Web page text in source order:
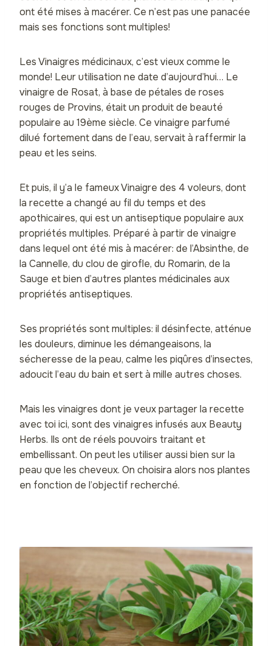
ont été mises à macérer. Ce n’est pas une panacée
mais ses fonctions sont multiples!
Les Vinaigres médicinaux, c’est vieux comme le
monde! Leur utilisation ne date d’aujourd’hui… Le
vinaigre de Rosat, à base de pétales de roses
rouges de Provins, était un produit de beauté
populaire au 19ème siècle. Ce vinaigre parfumé
dilué fortement dans de l’eau, servait à raffermir la
peau et les seins.
Et puis, il y’a le fameux Vinaigre des 4 voleurs, dont
la recette a changé au fil du temps et des
apothicaires, qui est un antiseptique populaire aux
propriétés multiples. Préparé à partir de vinaigre
dans lequel ont été mis à macérer: de l’Absinthe, de
la Cannelle, du clou de girofle, du Romarin, de la
Sauge et bien d’autres plantes médicinales aux
propriétés antiseptiques.
Ses propriétés sont multiples: il désinfecte, atténue
les douleurs, diminue les démangeaisons, la
sécheresse de la peau, calme les piqûres d’insectes,
adoucit l’eau du bain et sert à mille autres choses.
Mais les vinaigres dont je veux partager la recette
avec toi ici, sont des vinaigres infusés aux Beauty
Herbs. Ils ont de réels pouvoirs traitant et
embellissant. On peut les utiliser aussi bien sur la
peau que les cheveux. On choisira alors nos plantes
en fonction de l’objectif recherché.